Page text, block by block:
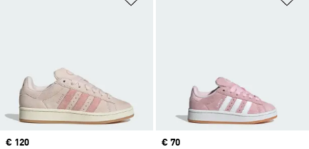
Price
€ 120
Price
€ 70